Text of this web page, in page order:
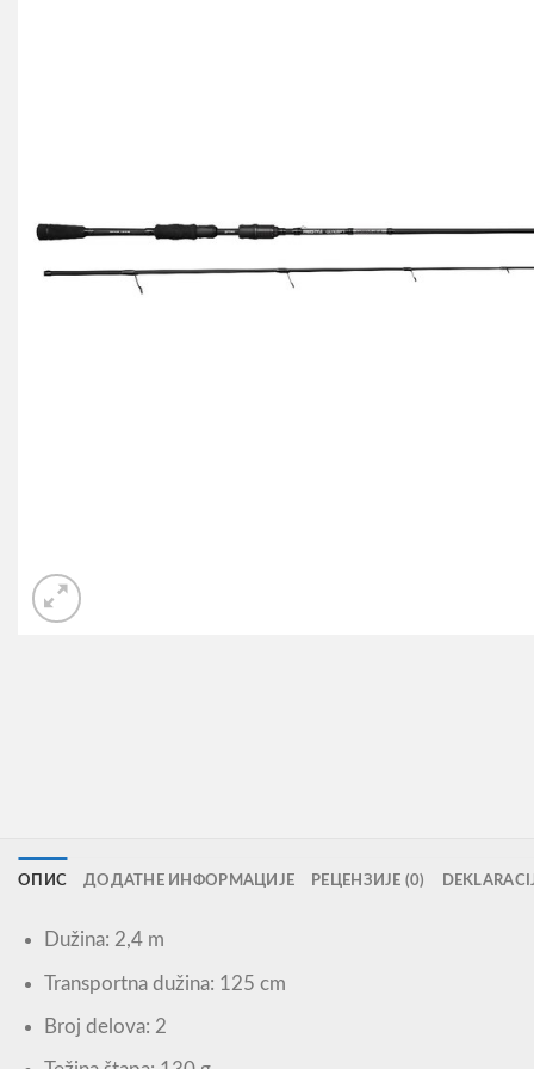
ОПИС ДОДАТНЕ ИНФОРМАЦИЈЕ РЕЦЕНЗИЈЕ (0)
Dužina: 2,4 m
Transportna dužina: 125 cm
Broj delova: 2